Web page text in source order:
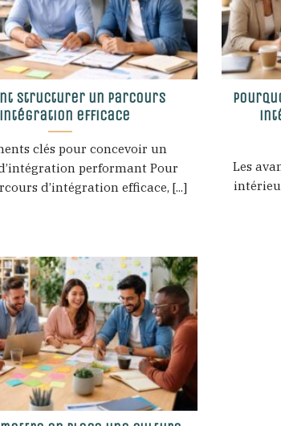
structurer un parcours
efficace
clés pour concevoir un
performant Pour
d’intégration efficace, [...]
Les